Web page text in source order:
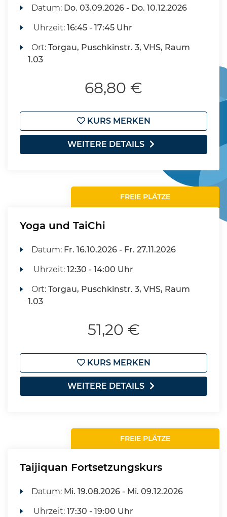
Datum: Do. 03.09.2026 - Do. 10.12.2026
Uhrzeit:16:45 - 17:45 Uhr
Ort:Torgau, Puschkinstr. 3, VHS, Raum
1.03
68,80 €
KURS MERKEN
WEITERE DETAILS
FREIE PLÄTZE
Yoga und TaiChi
Datum: Fr. 16.10.2026 - Fr. 27.11.2026
Uhrzeit:12:30 - 14:00 Uhr
Ort:Torgau, Puschkinstr. 3, VHS, Raum
1.03
51,20 €
KURS MERKEN
WEITERE DETAILS
FREIE PLÄTZE
Taijiquan Fortsetzungskurs
Datum: Mi. 19.08.2026 - Mi. 09.12.2026
Uhrzeit:17:30 - 19:00 Uhr